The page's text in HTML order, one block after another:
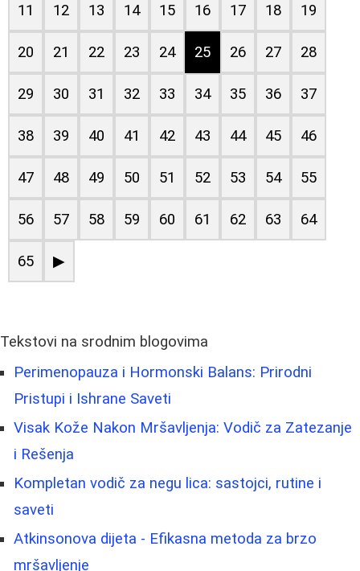
11 12 13 14 15 16 17 18 19
20 21 22 23 24 25 26 27 28
29 30 31 32 33 34 35 36 37
38 39 40 41 42 43 44 45 46
47 48 49 50 51 52 53 54 55
56 57 58 59 60 61 62 63 64
65 ▶
Tekstovi na srodnim blogovima
Perimenopauza i Hormonski Balans: Prirodni
Pristupi i Ishrane Saveti
Visak Kože Nakon Mršavljenja: Vodič za Zatezanje
i Rešenja
Kompletan vodič za negu lica: sastojci, rutine i
saveti
Atkinsonova dijeta - Efikasna metoda za brzo
mršavljenje